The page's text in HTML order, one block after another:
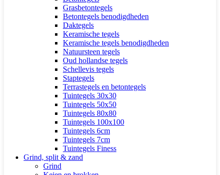
Grasbetontegels
Betontegels benodigdheden
Daktegels
Keramische tegels
Keramische tegels benodigdheden
Natuursteen tegels
Oud hollandse tegels
Schellevis tegels
Staptegels
Terrastegels en betontegels
Tuintegels 30x30
Tuintegels 50x50
Tuintegels 80x80
Tuintegels 100x100
Tuintegels 6cm
Tuintegels 7cm
Tuintegels Finess
Grind, split & zand
Grind